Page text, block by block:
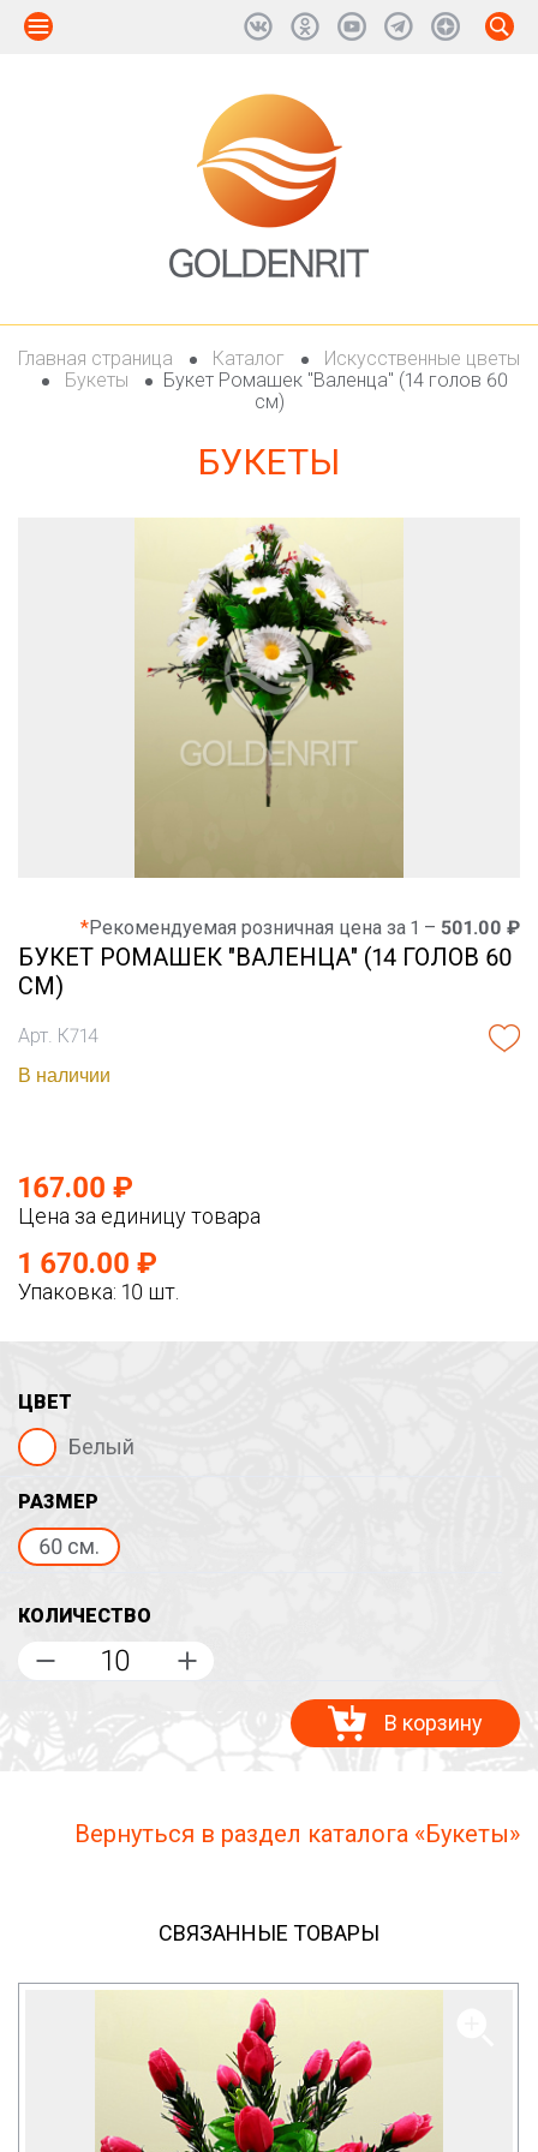
Главная страница Каталог
Искусственные цветы
Букеты
Букет Ромашек "Валенца" (14 голов 60
см)
БУКЕТЫ
*Рекомендуемая розничная цена за 1 – 501.00 ₽
БУКЕТ РОМАШЕК "ВАЛЕНЦА" (14 ГОЛОВ 60
СМ)
Арт. К714
В наличии
167.00 ₽
Цена за единицу товара
1 670.00 ₽
Упаковка: 10 шт.
ЦВЕТ
Белый
РАЗМЕР
60 см.
КОЛИЧЕСТВО
В корзину
Вернуться в раздел каталога «Букеты»
СВЯЗАННЫЕ ТОВАРЫ